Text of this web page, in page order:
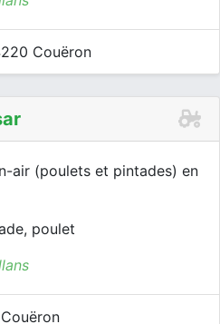
Couëron
air (poulets et pintades) en
poulet